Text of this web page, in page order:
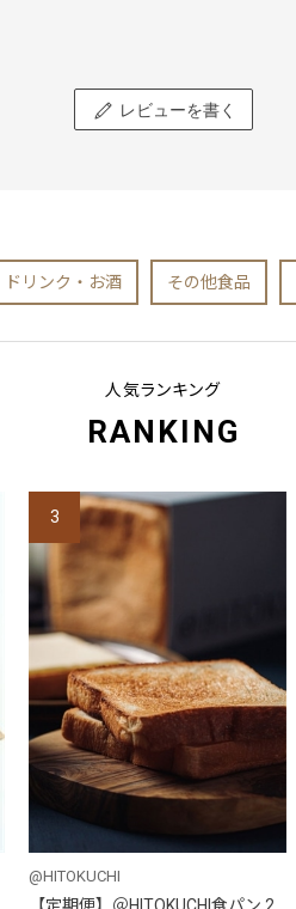
レビューを書く
ドリンク・お酒 その他食品
人気ランキング
RANKING
3
@HITOKUCHI